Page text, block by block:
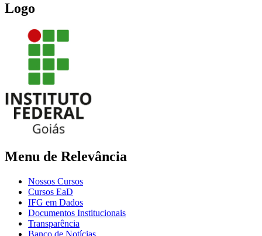
Logo
Menu de Relevância
Nossos Cursos
Cursos EaD
IFG em Dados
Documentos Institucionais
Transparência
Banco de Notícias